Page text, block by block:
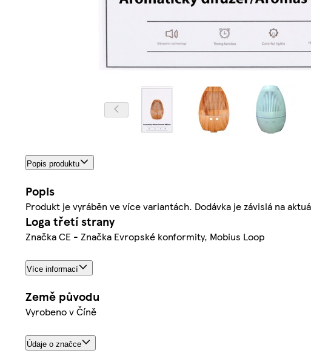
Popis produktu
Popis
Produkt je vyráběn ve více variantách. Dodávka je závislá na
Loga třetí strany
Značka CE - Značka Evropské konformity, Mobius Loop
Více informací
Země původu
Vyrobeno v Číně
Údaje o značce